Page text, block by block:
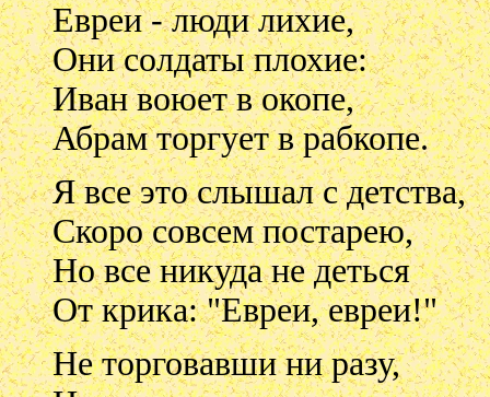
Евреи - люди лихие,
Они солдаты плохие:
Иван воюет в окопе,
Абрам торгует в рабкопе.
Я все это слышал с детства,
Скоро совсем постарею,
Но все никуда не деться
От крика: "Евреи, евреи!"
Не торговавши ни разу,